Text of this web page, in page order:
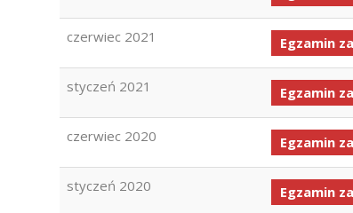
czerwiec 2021 Egzamin
styczeń 2021 Egzamin
czerwiec 2020 Egzamin
styczeń 2020 Egzamin